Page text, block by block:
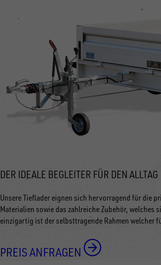
DER IDEALE BEGLEITER FÜR DEN ALLTAG
Unsere Tieflader eignen sich hervorragend für die
Materialien sowie das zahlreiche Zubehör,
einzigartig ist der selbsttragende Rahmen
PREIS ANFRAGEN